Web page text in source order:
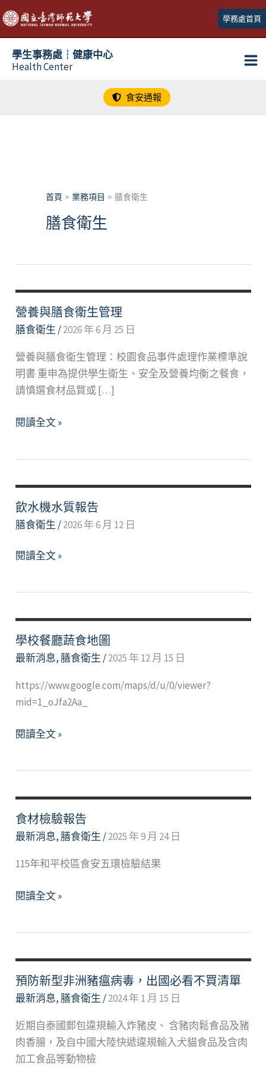
跳
至
主
學務處首頁
學生事務處┆健康中心
Health Center
食安通報
首頁 業務項目 膳食衛生
膳食衛生
營養與膳食衛生管理
膳食衛生 /2026 年 6 月 25 日
營養與膳食衛生管理：校園食品事件處理作業標準說
明書 重申為提供學生衛生、安全及營養均衡之餐食，
請慎選食材品質或 […]
營
食
衛
生
理
閱讀全文 »
飲水機水質報告
膳食衛生 /2026 年 6 月 12 日
飲
質
報
告
閱讀全文 »
學校餐廳蔬食地圖
最新消息, 膳食衛生 /2025 年 12 月 15 日
https://www.google.com/maps/d/u/0/viewer?
mid=1_oJfa2Aa_
學
蔬
食
地
閱讀全文 »
食材檢驗報告
最新消息, 膳食衛生 /2025 年 9 月 24 日
115年和平校區食安五環檢驗結果
食
報
告
閱讀全文 »
預防新型非洲豬瘟病毒，出國必看不買清單
最新消息, 膳食衛生 /2024 年 1 月 15 日
近期自泰國郵包違規輸入炸豬皮、 含豬肉鬆食品及豬
肉香腸，及自中國大陸快遞違規輸入犬貓食品及含肉
加工食品等動物檢